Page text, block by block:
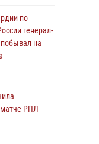
по
генерал-
на
РПЛ